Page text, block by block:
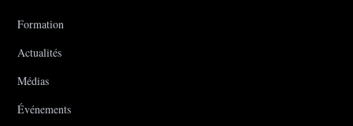
Formation
Actualités
Médias
Événements